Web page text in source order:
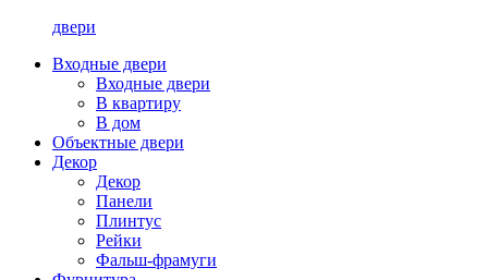
двери
Входные двери
Входные двери
В квартиру
В дом
Объектные двери
Декор
Декор
Панели
Плинтус
Рейки
Фальш-фрамуги